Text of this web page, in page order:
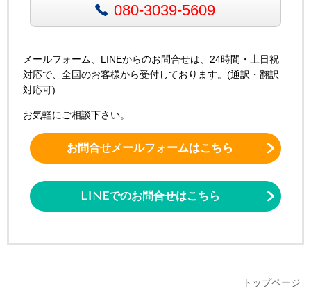
080-3039-5609
メールフォーム、LINEからのお問合せは、24時間・土日祝
対応で、全国のお客様から受付しております。(通訳・翻訳
対応可)
お気軽にご相談下さい。
お問合せメールフォームはこちら
LINEでのお問合せはこちら
トップページ